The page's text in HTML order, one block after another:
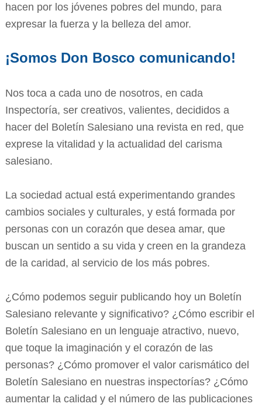
hacen por los jóvenes pobres del mundo, para
expresar la fuerza y la belleza del amor.
¡Somos Don Bosco comunicando!
Nos toca a cada uno de nosotros, en cada
Inspectoría, ser creativos, valientes, decididos a
hacer del Boletín Salesiano una revista en red, que
exprese la vitalidad y la actualidad del carisma
salesiano.
La sociedad actual está experimentando grandes
cambios sociales y culturales, y está formada por
personas con un corazón que desea amar, que
buscan un sentido a su vida y creen en la grandeza
de la caridad, al servicio de los más pobres.
¿Cómo podemos seguir publicando hoy un Boletín
Salesiano relevante y significativo? ¿Cómo escribir el
Boletín Salesiano en un lenguaje atractivo, nuevo,
que toque la imaginación y el corazón de las
personas? ¿Cómo promover el valor carismático del
Boletín Salesiano en nuestras inspectorías? ¿Cómo
aumentar la calidad y el número de las publicaciones